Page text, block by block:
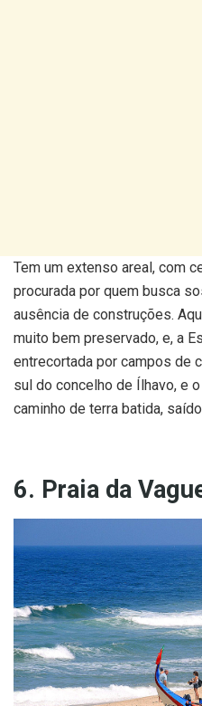
Tem um extenso areal, com
procurada por quem busca
ausência de construções.
muito bem preservado, e, a
entrecortada por campos de
sul do concelho de Ílhavo, e
caminho de terra batida,
6. Praia da